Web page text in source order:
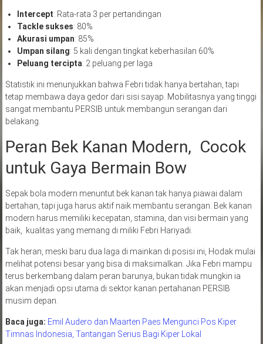
Intercept: Rata-rata 3 per pertandingan
Tackle sukses: 80%
Akurasi umpan: 85%
Umpan silang: 5 kali dengan tingkat keberhasilan 60%
Peluang tercipta: 2 peluang per laga
Statistik ini menunjukkan bahwa Febri tidak hanya bertahan, tapi
tetap membawa daya gedor dari sisi sayap. Mobilitasnya yang tinggi
sangat membantu PERSIB untuk membangun serangan dari
belakang.
Peran Bek Kanan Modern, Cocok
untuk Gaya Bermain Bow
Sepak bola modern menuntut bek kanan tak hanya piawai dalam
bertahan, tapi juga harus aktif naik membantu serangan. Bek kanan
modern harus memiliki kecepatan, stamina, dan visi bermain yang
baik, kualitas yang memang di miliki Febri Hariyadi.
Tak heran, meski baru dua laga di mainkan di posisi ini, Hodak mulai
melihat potensi besar yang bisa di maksimalkan. Jika Febri mampu
terus berkembang dalam peran barunya, bukan tidak mungkin ia
akan menjadi opsi utama di sektor kanan pertahanan PERSIB
musim depan.
Baca juga: Emil Audero dan Maarten Paes Mengunci Pos Kiper
Timnas Indonesia, Tantangan Serius Bagi Kiper Lokal